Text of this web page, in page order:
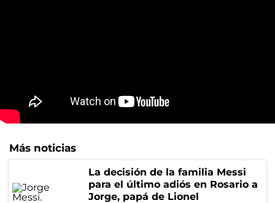
Más noticias
La decisión de la familia Messi
para el último adiós en Rosario a
Jorge, papá de Lionel